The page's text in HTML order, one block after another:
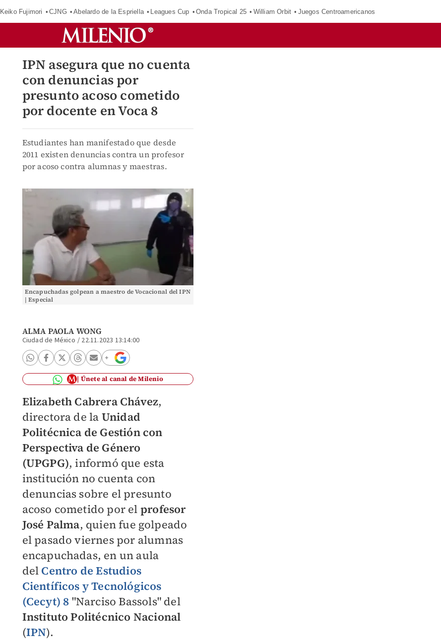
Keiko Fujimori CJNG Abelardo de la Espriella Leagues Cup Onda Tropical 25 William Orbit Juegos Centroamericanos
IPN asegura que no cuenta
con denuncias por
presunto acoso cometido
por docente en Voca 8
Estudiantes han manifestado que desde
2011 existen denuncias contra un profesor
por acoso contra alumnas y maestras.
Encapuchadas golpean a maestro de Vocacional del IPN
| Especial
ALMA PAOLA WONG
Ciudad de México / 22.11.2023 13:14:00
Únete al canal de Milenio
Elizabeth Cabrera Chávez,
directora de la Unidad
Politécnica de Gestión con
Perspectiva de Género
(UPGPG), informó que esta
institución no cuenta con
denuncias sobre el presunto
acoso cometido por el profesor
José Palma, quien fue golpeado
el pasado viernes por alumnas
encapuchadas, en un aula
del Centro de Estudios
Científicos y Tecnológicos
(Cecyt) 8 "Narciso Bassols" del
Instituto Politécnico Nacional
(IPN).